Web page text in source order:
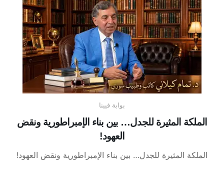
بوابة فيينا
الملكة المثيرة للجدل… بين بناء الإمبراطورية ونقض
العهود!
الملكة المثيرة للجدل… بين بناء الإمبراطورية ونقض العهود!